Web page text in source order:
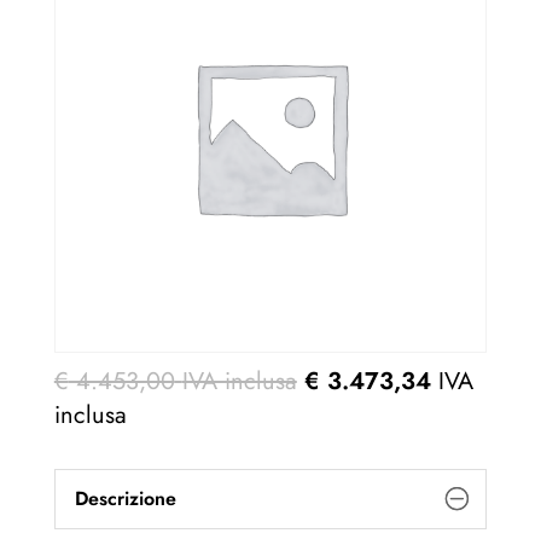
€4.453,00 IVA inclusa € 3.473,34 IVA
inclusa
Descrizione